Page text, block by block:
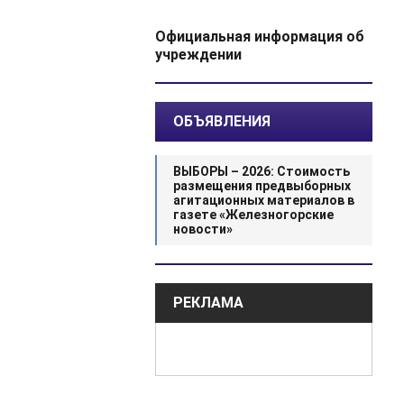
Официальная информация об
учреждении
ОБЪЯВЛЕНИЯ
ВЫБОРЫ – 2026: Стоимость
размещения предвыборных
агитационных материалов в
газете «Железногорские
новости»
РЕКЛАМА